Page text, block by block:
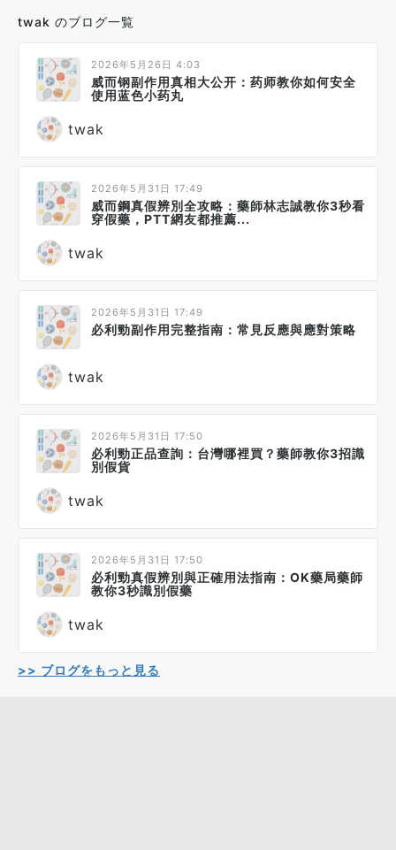
twak のブログ一覧
2026年5月26日 4:03
威而钢副作用真相大公开：药师教你如何安全
使用蓝色小药丸
twak
2026年5月31日 17:49
威而鋼真假辨別全攻略：藥師林志誠教你3秒看
穿假藥，PTT網友都推薦...
twak
2026年5月31日 17:49
必利勁副作用完整指南：常見反應與應對策略
twak
2026年5月31日 17:50
必利勁正品查詢：台灣哪裡買？藥師教你3招識
別假貨
twak
2026年5月31日 17:50
必利勁真假辨別與正確用法指南：OK藥局藥師
教你3秒識別假藥
twak
>> ブログをもっと見る